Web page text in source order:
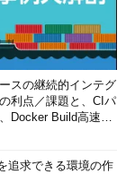
スの継続的インテグ
利点／課題と、CIパ
Docker Build高速化
追求できる環境の作